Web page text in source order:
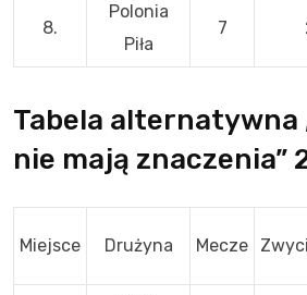
8.
Polonia
Piła
7
Tabela alternatywna
nie mają znaczenia”
Miejsce Drużyna Mecze